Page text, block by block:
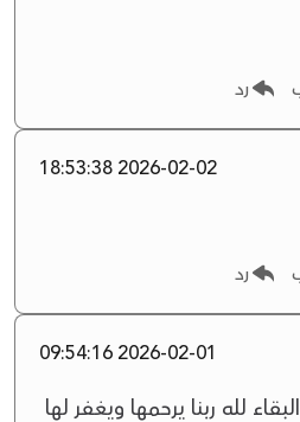
رد
2026-02-02 18:53:38
رد
2026-02-01 09:54:16
لله ربنا يرحمها ويغفر لها